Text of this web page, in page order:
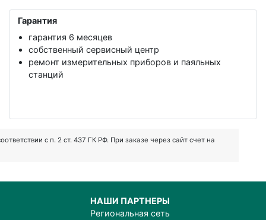
Гарантия
гарантия 6 месяцев
собственный сервисный центр
ремонт измерительных приборов и паяльных
станций
с п. 2 ст. 437 ГК РФ. При заказе через сайт счет на
НАШИ ПАРТНЕРЫ
Региональная сеть